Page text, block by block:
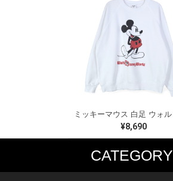
¥8,690
CATEGORY
MUSIC TEE T-SHIRTS